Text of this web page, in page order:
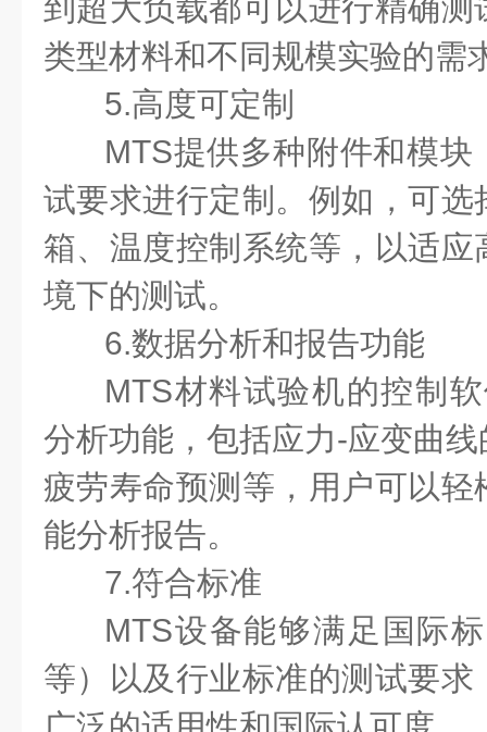
到超大负载都可以进行精确
类型材料和不同规模实验的
5.高度可定制
MTS提供多种附件和模
试要求进行定制。例如，可
箱、温度控制系统等，以适
境下的测试。
6.数据分析和报告功能
MTS材料试验机的控制
分析功能，包括应力-应变曲
疲劳寿命预测等，用户可以
能分析报告。
7.符合标准
MTS设备能够满足国际
等）以及行业标准的测试要